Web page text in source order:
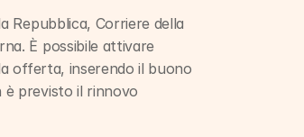
Repubblica, Corriere della
È possibile attivare
offerta, inserendo il buono
è previsto il rinnovo